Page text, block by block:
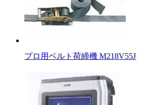
プロ用ベルト荷締機 M218V55J